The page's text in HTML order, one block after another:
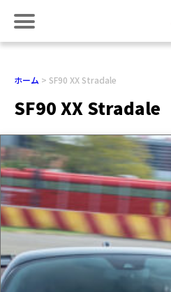
ホーム SF90 XX Stradale
SF90 XX Stradale